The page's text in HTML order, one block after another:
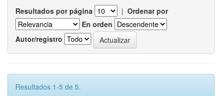
Resultados por página | Ordenar por
En orden
Autor/registro
Resultados 1-5 de 5.